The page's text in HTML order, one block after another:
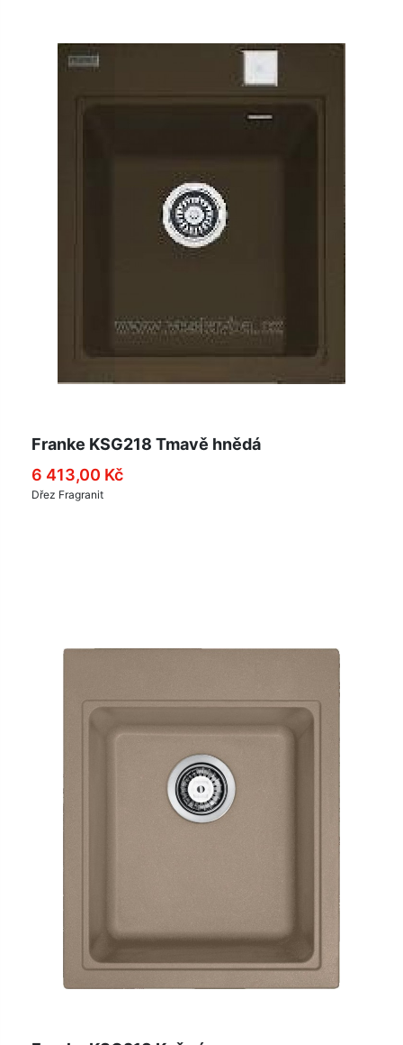
Franke KSG218 Tmavě hnědá
6 413,00 Kč
Dřez Fragranit